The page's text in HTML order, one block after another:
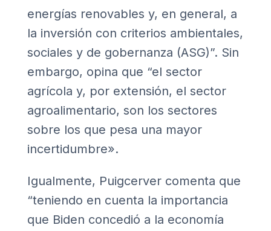
energías renovables y, en general, a
la inversión con criterios ambientales,
sociales y de gobernanza (ASG)”. Sin
embargo, opina que “el sector
agrícola y, por extensión, el sector
agroalimentario, son los sectores
sobre los que pesa una mayor
incertidumbre».
Igualmente, Puigcerver comenta que
“teniendo en cuenta la importancia
que Biden concedió a la economía